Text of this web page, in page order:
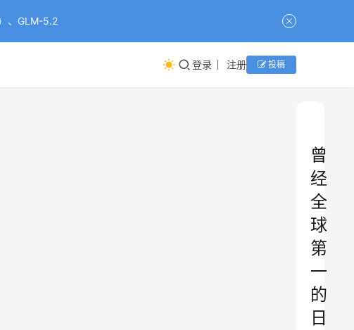
、GLM-5.2
登录 注册 投稿
曾
经
全
球
第
一
的
日